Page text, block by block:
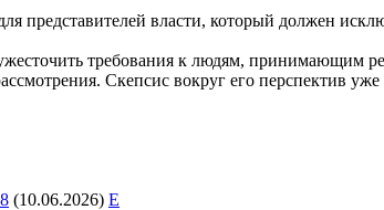
представителей власти, который должен
требования к людям, принимающим
Скепсис вокруг его перспектив
(10.06.2026) E